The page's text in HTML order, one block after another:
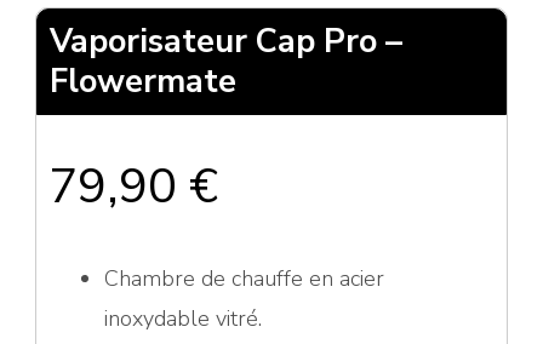
Vaporisateur Cap Pro –
Flowermate
79,90 €
Chambre de chauffe en acier
inoxydable vitré.